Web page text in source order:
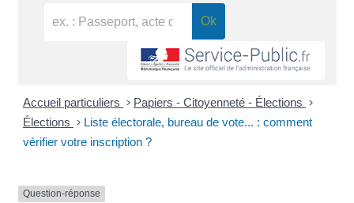
Accueil particuliers > Papiers - Citoyenneté - Élections >
Élections > Liste électorale, bureau de vote... : comment
vérifier votre inscription ?
Question-réponse